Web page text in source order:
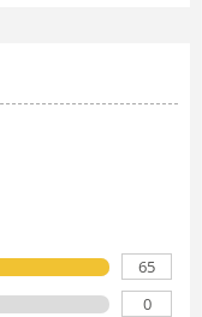
65
0